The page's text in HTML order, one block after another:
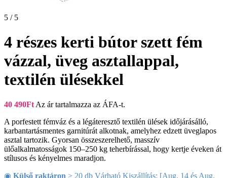
5 / 5
4 részes kerti bútor szett fém
vázzal, üveg asztallappal,
textilén ülésekkel
40 490Ft Az ár tartalmazza az ÁFA-t.
A porfestett fémváz és a légáteresztő textilén ülések időjárásálló,
karbantartásmentes garnitúrát alkotnak, amelyhez edzett üveglapos
asztal tartozik. Gyorsan összeszerelhető, masszív
ülőalkalmatosságok 150–250 kg teherbírással, hogy kertje éveken át
stílusos és kényelmes maradjon.
◉ Külső raktáron > 20 db Várható Kiszállítás: [Aug. 14 és Aug.